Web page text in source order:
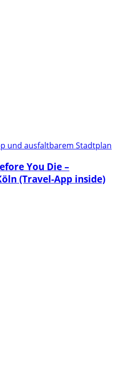
und ausfaltbarem Stadtplan
You Die –
(Travel-App inside)